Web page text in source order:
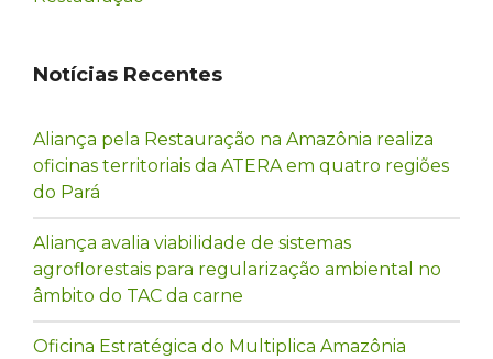
Notícias Recentes
Aliança pela Restauração na Amazônia realiza
oficinas territoriais da ATERA em quatro regiões
do Pará
Aliança avalia viabilidade de sistemas
agroflorestais para regularização ambiental no
âmbito do TAC da carne
Oficina Estratégica do Multiplica Amazônia